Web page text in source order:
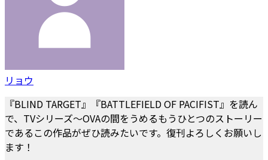
リョウ
『BLIND TARGET』『BATTLEFIELD OF PACIFIST』を読ん
で、TVシリーズ～OVAの間をうめるもうひとつのストーリー
であるこの作品がぜひ読みたいです。復刊よろしくお願いし
ます！